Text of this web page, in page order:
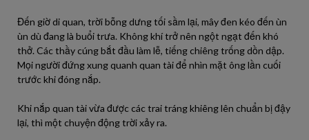
Đến giờ di quan, trời bỗng dưng tối sầm lại, mây đen kéo đến ùn
ùn dù đang là buổi trưa. Không khí trở nên ngột ngạt đến khó
thở. Các thầy cúng bắt đầu làm lễ, tiếng chiêng trống dồn dập.
Mọi người đứng xung quanh quan tài để nhìn mặt ông lần cuối
trước khi đóng nắp.
Khi nắp quan tài vừa được các trai tráng khiêng lên chuẩn bị đậy
lại, thì một chuyện động trời xảy ra.